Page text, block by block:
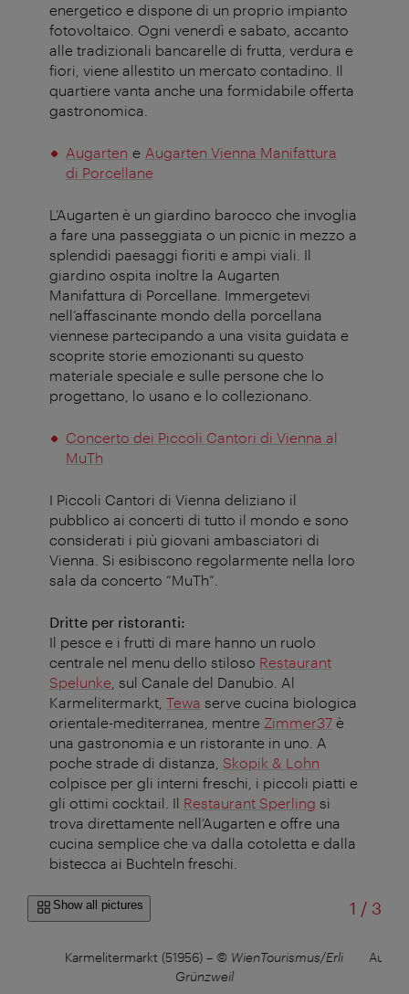
energetico e dispone di un proprio impianto
fotovoltaico. Ogni venerdì e sabato, accanto
alle tradizionali bancarelle di frutta, verdura e
fiori, viene allestito un mercato contadino. Il
quartiere vanta anche una formidabile offerta
gastronomica.
Augarten e Augarten Vienna Manifattura
di Porcellane
L’Augarten è un giardino barocco che invoglia
a fare una passeggiata o un picnic in mezzo a
splendidi paesaggi fioriti e ampi viali. Il
giardino ospita inoltre la Augarten
Manifattura di Porcellane. Immergetevi
nell’affascinante mondo della porcellana
viennese partecipando a una visita guidata e
scoprite storie emozionanti su questo
materiale speciale e sulle persone che lo
progettano, lo usano e lo collezionano.
Concerto dei Piccoli Cantori di Vienna al
MuTh
I Piccoli Cantori di Vienna deliziano il
pubblico ai concerti di tutto il mondo e sono
considerati i più giovani ambasciatori di
Vienna. Si esibiscono regolarmente nella loro
sala da concerto “MuTh”.
Dritte per ristoranti:
Il pesce e i frutti di mare hanno un ruolo
centrale nel menu dello stiloso Restaurant
Spelunke , sul Canale del Danubio. Al
Karmelitermarkt, Tewa serve cucina biologica
orientale-mediterranea, mentre Zimmer37 è
una gastronomia e un ristorante in uno. A
poche strade di distanza, Skopik & Lohn
colpisce per gli interni freschi, i piccoli piatti e
gli ottimi cocktail. Il Restaurant Sperling si
trova direttamente nell’Augarten e offre una
cucina semplice che va dalla cotoletta e dalla
bistecca ai Buchteln freschi.
Show all pictures 1 /of
3
Karmelitermarkt (51956) – © WienTourismus/Erli
Grünzweil